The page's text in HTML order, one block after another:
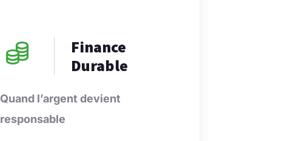
Finance
Durable
Quand l’argent devient
responsable